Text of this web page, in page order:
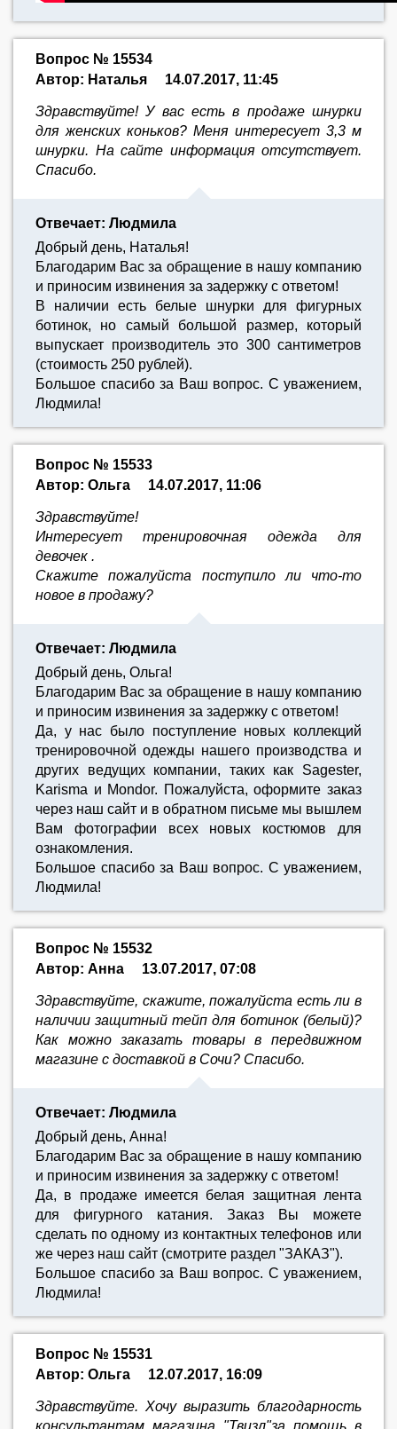
Вопрос № 15534
Автор: Наталья
14.07.2017, 11:45
Здравствуйте! У вас есть в продаже шнурки
для женских коньков? Меня интересует 3,3 м
шнурки. На сайте информация отсутствует.
Спасибо.
Отвечает: Людмила
Добрый день, Наталья!
Благодарим Вас за обращение в нашу компанию
и приносим извинения за задержку с ответом!
В наличии есть белые шнурки для фигурных
ботинок, но самый большой размер, который
выпускает производитель это 300 сантиметров
(стоимость 250 рублей).
Большое спасибо за Ваш вопрос. С уважением,
Людмила!
Вопрос № 15533
Автор: Ольга
14.07.2017, 11:06
Здравствуйте!
Интересует тренировочная одежда для
девочек .
Скажите пожалуйста поступило ли что-то
новое в продажу?
Отвечает: Людмила
Добрый день, Ольга!
Благодарим Вас за обращение в нашу компанию
и приносим извинения за задержку с ответом!
Да, у нас было поступление новых коллекций
тренировочной одежды нашего производства и
других ведущих компании, таких как Sagester,
Karisma и Mondor. Пожалуйста, оформите заказ
через наш сайт и в обратном письме мы вышлем
Вам фотографии всех новых костюмов для
ознакомления.
Большое спасибо за Ваш вопрос. С уважением,
Людмила!
Вопрос № 15532
Автор: Анна
13.07.2017, 07:08
Здравствуйте, скажите, пожалуйста есть ли в
наличии защитный тейп для ботинок (белый)?
Как можно заказать товары в передвижном
магазине с доставкой в Сочи? Спасибо.
Отвечает: Людмила
Добрый день, Анна!
Благодарим Вас за обращение в нашу компанию
и приносим извинения за задержку с ответом!
Да, в продаже имеется белая защитная лента
для фигурного катания. Заказ Вы можете
сделать по одному из контактных телефонов или
же через наш сайт (смотрите раздел "ЗАКАЗ").
Большое спасибо за Ваш вопрос. С уважением,
Людмила!
Вопрос № 15531
Автор: Ольга
12.07.2017, 16:09
Здравствуйте. Хочу выразить благодарность
консультантам магазина "Твизл"за помощь в